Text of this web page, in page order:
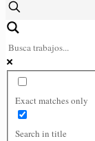
Exact matches only
Search in title